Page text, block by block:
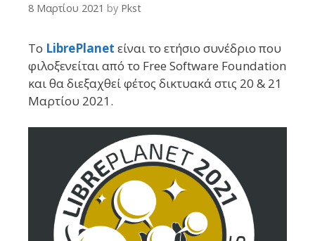
8 Μαρτίου 2021 by Pkst
Το LibrePlanet είναι το ετήσιο συνέδριο που
φιλοξενείται από το Free Software Foundation
και θα διεξαχθεί φέτος δικτυακά στις 20 & 21
Μαρτίου 2021.